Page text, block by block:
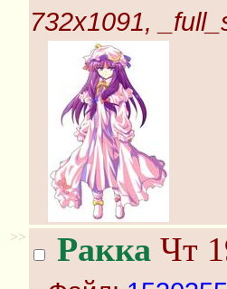
732x1091,
>> Ракка Чт